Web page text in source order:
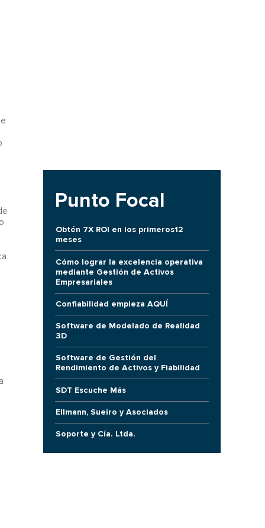
Punto Focal
Obtén 7X ROI en los primeros12
meses
Cómo lograr la excelencia operativa
mediante Gestión de Activos
Empresariales
Confiabilidad empieza AQUÍ
Software de Modelado de Realidad
3D
Software de Gestión del
Rendimiento de Activos y Fiabilidad
SDT Escuche Más
Ellmann, Sueiro y Asociados
Soporte y Cía. Ltda.